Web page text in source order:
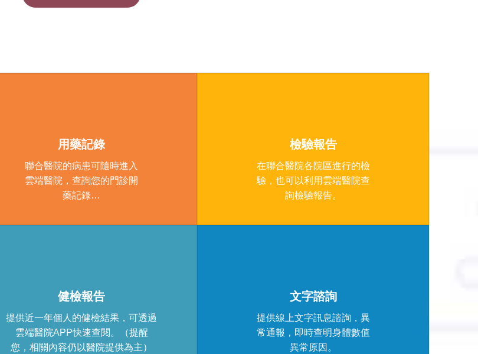
用藥記錄
聯合醫院的病患可隨時進入
雲端醫院，查詢您的門診開
藥記錄…
檢驗報告
在聯合醫院各院區進行的檢
驗，也可以利用雲端醫院查
詢檢驗報告。
健檢報告
提供近一年個人的健檢結果，可透過
雲端醫院APP快速查閱。（提醒
您，相關內容仍以醫院提供為主）
文字諮詢
提供線上文字訊息諮詢，異
常通報，即時查明身體數值
異常原因。